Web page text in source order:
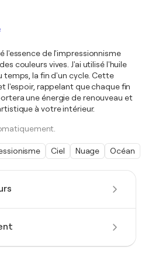
l'essence de l'impressionnisme
couleurs vives. J'ai utilisé l'huile
la fin d'un cycle. Cette
l'espoir, rappelant que chaque fin
une énergie de renouveau et
à votre intérieur.
Ciel Nuage Océan